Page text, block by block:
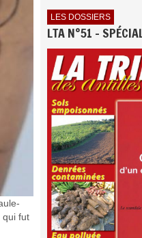
qui fut
LES DOSSIERS
LTA N°51 -